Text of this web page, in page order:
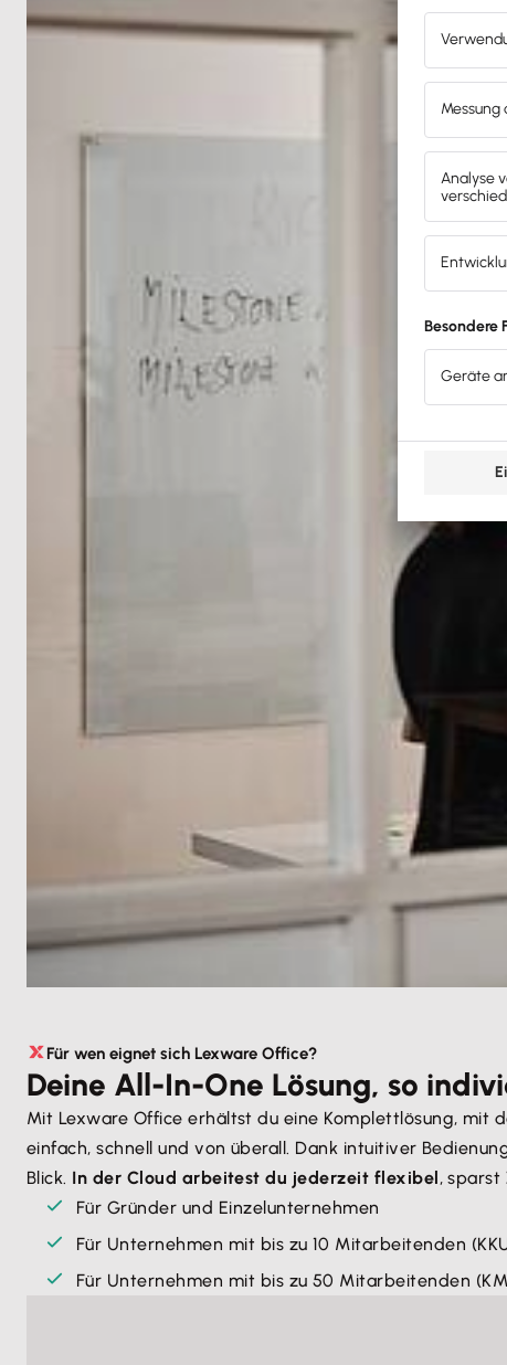
Für wen eignet sich Lexware Office?
Deine All-In-One Lösung, so
Mit Lexware Office erhältst du eine Komplettlösung, mit
einfach, schnell und von überall. Dank intuitiver
Blick. In der Cloud arbeitest du jederzeit flexibel , sparst
Für Gründer und Einzelunternehmen
Für Unternehmen mit bis zu 10 Mitarbeitenden
Für Unternehmen mit bis zu 50 Mitarbeitenden